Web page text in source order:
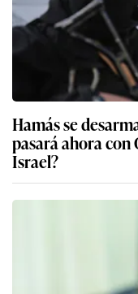
Hamás se
pasará ahora con
Israel?